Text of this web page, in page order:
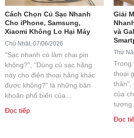
Cách Chọn Củ Sạc Nhanh
Cho iPhone, Samsung,
Xiaomi Không Lo Hại Máy
Chủ Nhật, 07/06/2026
"Sạc nhanh có làm chai pin
không?", "Dùng củ sạc hãng
này cho điện thoại hãng khác
được không?" là những băn
khoăn phổ biến của...
Đọc tiếp
Giải
và
Thứ
Trong
thoại
thân",
của
Đọc